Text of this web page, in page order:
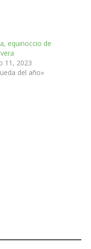
equinoccio de
11, 2023
del año»